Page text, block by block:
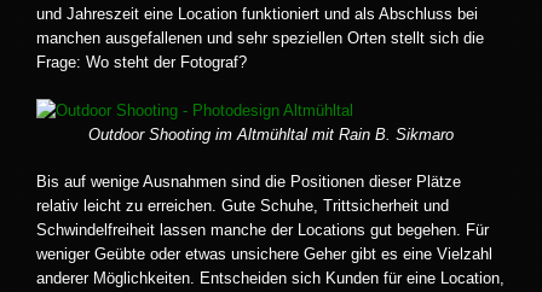
und Jahreszeit eine Location funktioniert und als Abschluss bei
manchen ausgefallenen und sehr speziellen Orten stellt sich die
Frage: Wo steht der Fotograf?
Outdoor Shooting im Altmühltal mit Rain B. Sikmaro
Bis auf wenige Ausnahmen sind die Positionen dieser Plätze
relativ leicht zu erreichen. Gute Schuhe, Trittsicherheit und
Schwindelfreiheit lassen manche der Locations gut begehen. Für
weniger Geübte oder etwas unsichere Geher gibt es eine Vielzahl
anderer Möglichkeiten. Entscheiden sich Kunden für eine Location,